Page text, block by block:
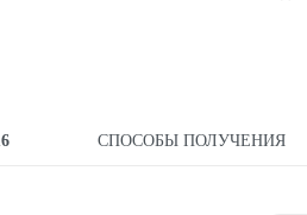
СПОСОБЫ ПОЛУЧЕНИЯ